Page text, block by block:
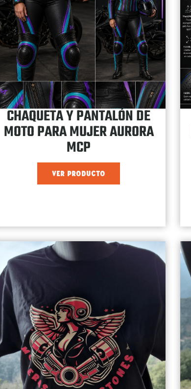
CHAQUETA Y PANTALÓN DE
MOTO PARA MUJER AURORA
MCP
VER PRODUCTO